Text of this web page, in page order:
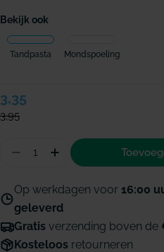
Bekijk ook
Tandpasta Mondspoeling
Verkoopprijs
3,35
Normale
prijs
3,95
Hoeveelheid
Aantal verminderen
Hoeveelheid
Op werkdagen voor 16:00
geleverd
Gratis verzending boven de
Kosteloos retourneren